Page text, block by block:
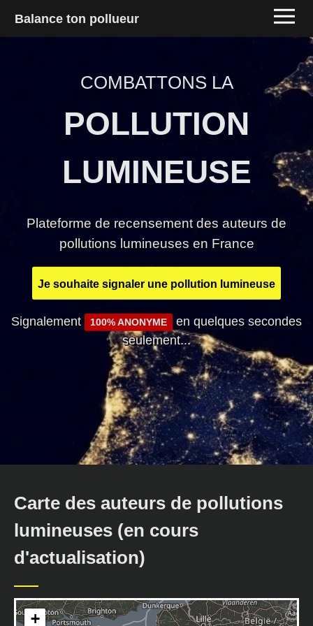
Balance ton pollueur
COMBATTONS LA
POLLUTION
LUMINEUSE
Plateforme de recensement des auteurs de
pollutions lumineuses en France
Je souhaite signaler une pollution lumineuse
Signalement 100% ANONYME
en quelques secondes
seulement...
Carte des auteurs de pollutions
lumineuses (en cours
d'actualisation)
+